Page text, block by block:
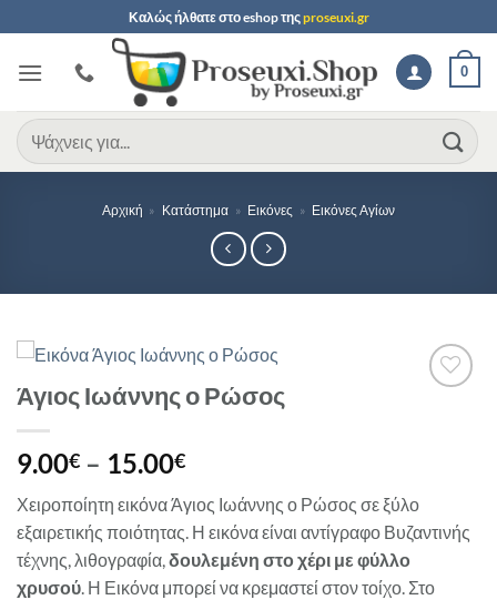
στο
περιεχόμενο
Καλώς ήλθατε στοeshopτηςproseuxi.gr
0
Αναζήτηση
για:
Αρχική » Κατάστημα » Εικόνες » Εικόνες Αγίων
Άγιος Ιωάννης ο Ρώσος
9.00€ – 15.00€Price
range:
9.00€
through
15.00€
Χειροποίητη εικόνα Άγιος Ιωάννης ο Ρώσος σε ξύλο
εξαιρετικής ποιότητας. Η εικόνα είναι αντίγραφο Βυζαντινής
τέχνης, λιθογραφία,δουλεμένη στο χέρι με φύλλο
χρυσού. Η Εικόνα μπορεί να κρεμαστεί στον τοίχο. Στο